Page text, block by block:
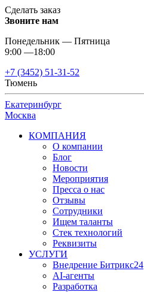
Сделать заказ
Звоните нам
Понедельник — Пятница
9:00 —18:00
+7 (3452) 51-31-52
Тюмень
Екатеринбург
Москва
КОМПАНИЯ
О компании
Блог
Новости
Мероприятия
Пресса о нас
Отзывы
Сотрудники
Ищем таланты
Стек технологий
Реквизиты
УСЛУГИ
Внедрение Битрикс24
AI-агенты
Разработка